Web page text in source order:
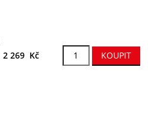
2 269 Kč